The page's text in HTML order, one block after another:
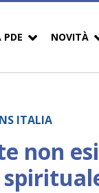
PDE NOVITÀ
ITALIA
non